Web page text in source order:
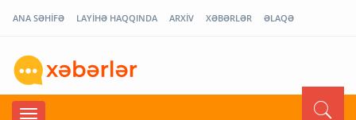
ANA SƏHİFƏ LAYİHƏ HAQQINDA ARXİV XƏBƏRLƏR ƏLAQƏ